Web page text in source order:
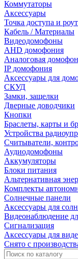
Коммутаторы
Аксессуары
Точка доступа и
Кабель / Материалы
Видеодомофоны
AHD домофония
Аналоговая
IP домофония
Аксессуары для
СКУД
Замки, защелки
Дверные доводчики
Кнопки
Браслеты, карты и
Устройства
Считыватели,
Аудиодомофоны
Аккумуляторы
Блоки питания
Альтернативная
Комплекты
Солнечные панели
Аксессуары для
Видеонаблюдение
Сигнализация
Аксессуары для
Снято с